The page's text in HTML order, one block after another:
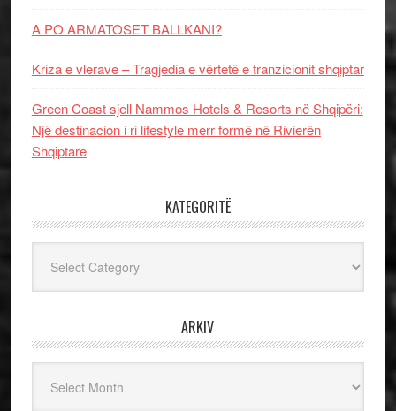
A PO ARMATOSET BALLKANI?
Kriza e vlerave – Tragjedia e vërtetë e tranzicionit shqiptar
Green Coast sjell Nammos Hotels & Resorts në Shqipëri:
Një destinacion i ri lifestyle merr formë në Rivierën
Shqiptare
KATEGORITË
ARKIV